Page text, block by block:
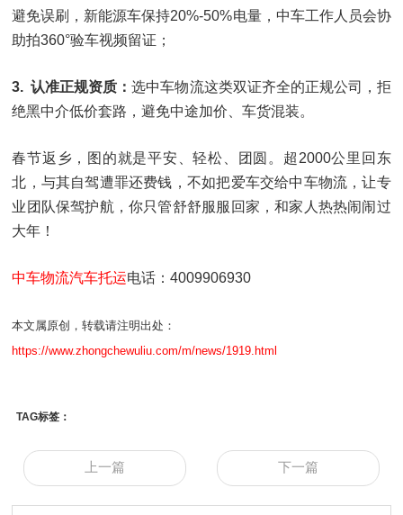
避免误刷，新能源车保持20%-50%电量，中车工作人员会协
助拍360°验车视频留证；
3. 认准正规资质：选中车物流这类双证齐全的正规公司，拒
绝黑中介低价套路，避免中途加价、车货混装。
春节返乡，图的就是平安、轻松、团圆。超2000公里回东
北，与其自驾遭罪还费钱，不如把爱车交给中车物流，让专
业团队保驾护航，你只管舒舒服服回家，和家人热热闹闹过
大年！
中车物流汽车托运电话：4009906930
本文属原创，转载请注明出处：
https://www.zhongchewuliu.com/m/news/1919.html
TAG标签：
上一篇 下一篇